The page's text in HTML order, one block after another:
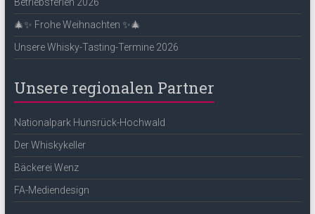
🎄✨ Frohe Weihnachten ✨🎄
Unsere Whisky-Tasting-Termine 2026
Unsere regionalen Partner
Nationalpark Hunsrück-Hochwald
Der Whiskykeller
Bäckerei Wenz
FA-Mediendesign